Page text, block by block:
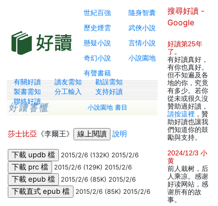
世紀百強
隨身智囊
歷史煙雲
武俠小說
懸疑小說
言情小說
奇幻小說
小說園地
有聲書籍
有關好讀 讀友需知
勘誤需知
製書需知
分工輸入
支持好讀
聯絡好讀
小說園地 書目
莎士比亞 《李爾王》 說明
2015/2/6 (132K) 2015/2/6
2015/2/6 (129K) 2015/2/6
2015/2/6 (85K) 2015/2/6
2015/2/6 (85K) 2015/2/6
搜尋好讀 -
Google
好讀第25年
了 。
有好讀真好，
有你也真好。
但不知遍及各
地的你，究竟
有多少。若你
從未或很久沒
贊助過好讀，
請按這裡 ，贊
助好讀也讓我
們知道你的鼓
勵與支持。
2024/12/3 小
黄
前人栽树，后
人乘凉。感谢
好读网站，感
谢所有的故
事。